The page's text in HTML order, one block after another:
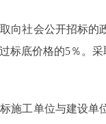
会公开招标的政
标底价格的5％。
单位与建设单位